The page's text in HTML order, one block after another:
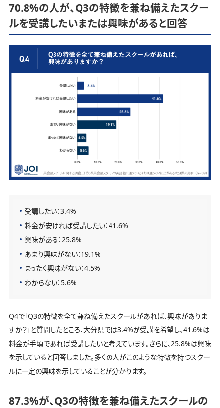
70.8%の人が、Q3の特徴を兼ね備えたスクー
ルを受講したいまたは興味があると回答
受講したい：3.4%
料金が安ければ受講したい：41.6%
興味がある：25.8%
あまり興味がない：19.1%
まったく興味がない：4.5%
わからない：5.6%
Q4で「Q3の特徴を全て兼ね備えたスクールがあれば、興味がありま
すか？」と質問したところ、大分県では3.4%が受講を希望し、41.6%は
料金が手頃であれば受講したいと考えています。さらに、25.8%は興味
を示していると回答しました。多くの人がこのような特徴を持つスクー
ルに一定の興味を示していることが分かります。
87.3%が、Q3の特徴を兼ね備えたスクールの